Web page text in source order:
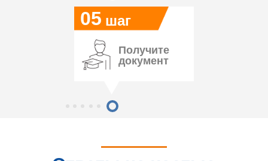
05 шаг
Получите
документ